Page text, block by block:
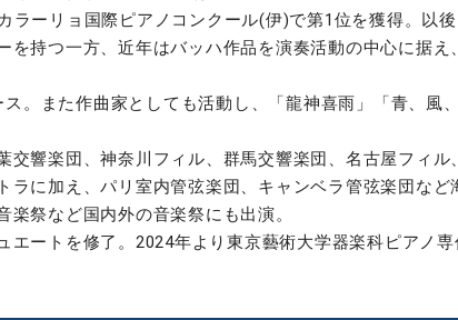
ーリョ国際ピアノコンクール(伊)で第1位を獲得。以後
持つ一方、近年はバッハ作品を演奏活動の中心に据え
また作曲家としても活動し、「龍神喜雨」「青、風、
響楽団、神奈川フィル、群馬交響楽団、名古屋フィル
に加え、パリ室内管弦楽団、キャンベラ管弦楽団など
祭など国内外の音楽祭にも出演。
ートを修了。2024年より東京藝術大学器楽科ピアノ専